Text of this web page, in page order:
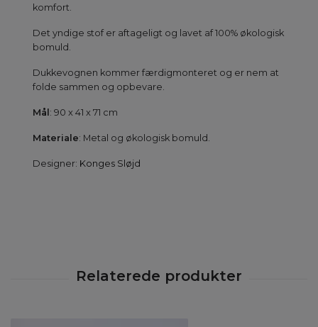
komfort.
Det yndige stof er aftageligt og lavet af 100% økologisk
bomuld.
Dukkevognen kommer færdigmonteret og er nem at
folde sammen og opbevare.
Mål : 90 x 41 x 71 cm
Materiale: Metal og økologisk bomuld.
Designer: Konges Sløjd